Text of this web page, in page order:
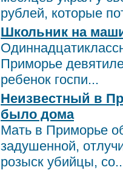
рублей, которые
Школьник на
Приморье
ребенок госпи...
Неизвестный в
было дома
Мать в Приморье
задушенной,
розыск убийцы,